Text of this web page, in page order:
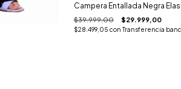
Campera Entallada Negra
$39.999,00 $29.999,00
$28.499,05 con Transferencia